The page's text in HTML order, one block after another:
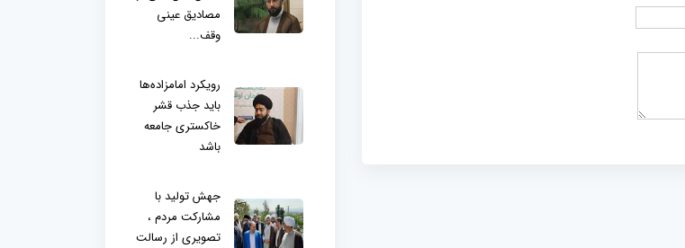
مصادیق عینی
وقف...
رویکرد امامزاده‌ها
باید جذب قشر
خاکستری جامعه
باشد
جهش تولید با
مشارکت مردم ،
تصویری از رسالت